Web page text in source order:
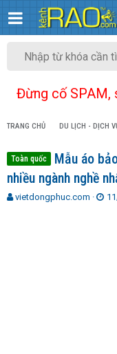
Đừng cố SPAM,
TRANG CHỦ DU LỊCH - DỊCH
Toàn quốc
Mẫu áo
nhiều ngành nghề
T
vietdongphuc.com
N